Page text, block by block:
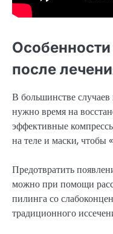
после
В большинстве
нужно время на
эффективные
на теле и маски, чтобы
Предотвратить
можно при помощи
пилинга со
традиционного